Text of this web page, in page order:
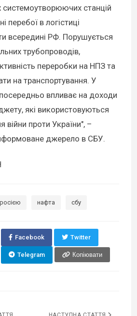
системоутворюючих станцій
перебої в логістиці
всередині РФ. Порушується
трубопроводів,
переробки на НПЗ та
на транспортування. У
впливає на доходи
які використовуються
війни проти України", –
джерело в СБУ.
нафта сбу
Facebook Twitter
Telegram Копіювати